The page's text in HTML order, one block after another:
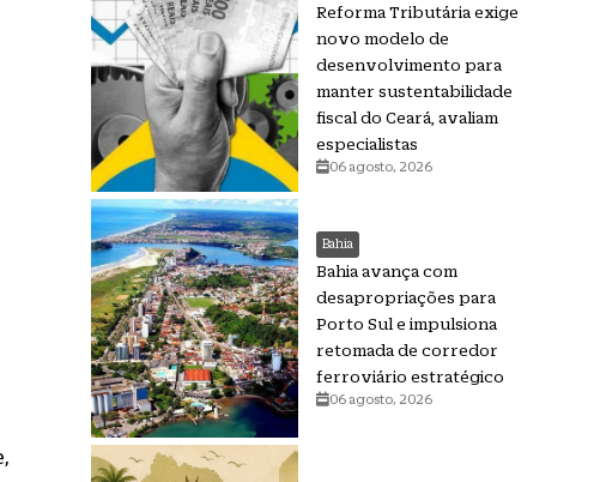
Reforma Tributária exige
novo modelo de
desenvolvimento para
manter sustentabilidade
fiscal do Ceará, avaliam
especialistas
06 agosto, 2026
Bahia
Bahia avança com
desapropriações para
Porto Sul e impulsiona
retomada de corredor
ferroviário estratégico
06 agosto, 2026